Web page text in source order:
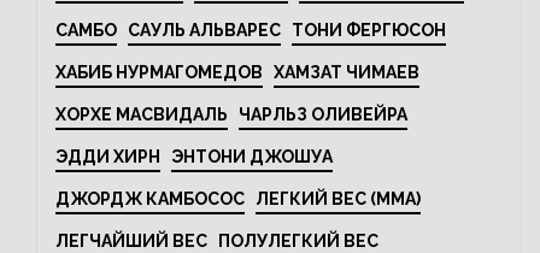
САМБО САУЛЬ АЛЬВАРЕС ТОНИ ФЕРГЮСОН
ХАБИБ НУРМАГОМЕДОВ ХАМЗАТ ЧИМАЕВ
ХОРХЕ МАСВИДАЛЬ ЧАРЛЬЗ ОЛИВЕЙРА
ЭДДИ ХИРН ЭНТОНИ ДЖОШУА
ДЖОРДЖ КАМБОСОС ЛЕГКИЙ ВЕС (MMA)
ЛЕГЧАЙШИЙ ВЕС ПОЛУЛЕГКИЙ ВЕС